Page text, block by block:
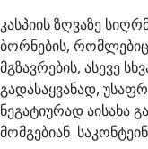
კასპიის ზღვაზე
ბორნების,
მგზავრების, ასევე
გადასაყვანად,
ნეგატიურად აისახა
მომგებიან